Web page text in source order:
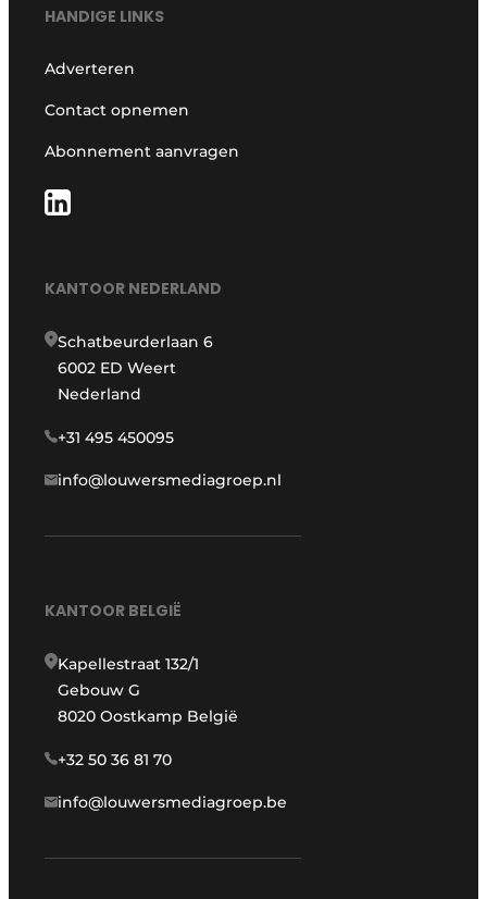
HANDIGE LINKS
Adverteren
Contact opnemen
Abonnement aanvragen
KANTOOR NEDERLAND
Schatbeurderlaan 6
6002 ED Weert
Nederland
+31 495 450095
info@louwersmediagroep.nl
KANTOOR BELGIË
Kapellestraat 132/1
Gebouw G
8020 Oostkamp België
+32 50 36 81 70
info@louwersmediagroep.be